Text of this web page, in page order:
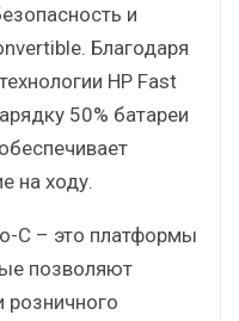
и
Благодаря
HP Fast
50% батареи
на ходу.
C – это платформы
позволяют
розничного